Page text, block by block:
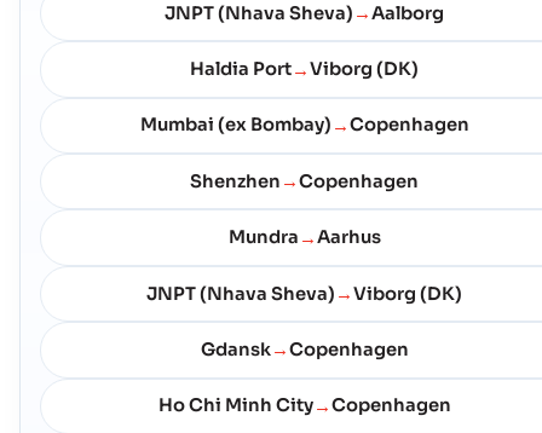
Rudkobing
ที่อยู่ :
Rudkobing (DKRKB), Denmark, Europe
DKRKB
Saelvig
รหัสไปรษณีย์ :
รหัสพอร์ต :DKSLV
Sjaellands Odde
ที่อยู่ :Sjaellands Odde (DKSJO), Denmark, Europe
JNPT (Nhava Sheva) →Aalborg
Haldia Port→Viborg (DK)
Mumbai (ex Bombay) →Copenhagen
Shenzhen →Copenhagen
Mundra →Aarhus
JNPT (Nhava Sheva) →Viborg (DK)
Gdansk→Copenhagen
Ho Chi Minh City→Copenhagen